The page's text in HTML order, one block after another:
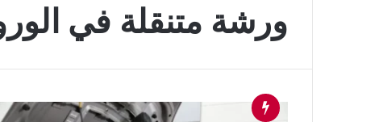
ورشة متنقلة في